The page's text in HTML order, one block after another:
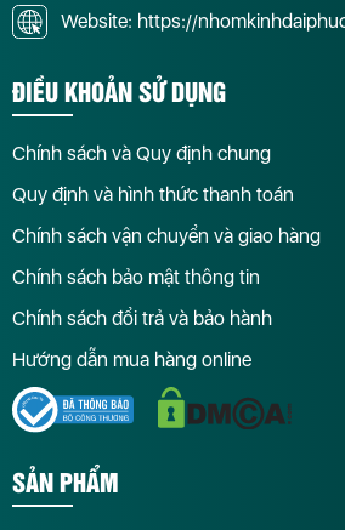
Website: https://
ĐIỀU KHOẢN SỬ DỤNG
Chính sách và Quy định chung
Quy định và hình thức thanh toán
Chính sách vận chuyển và giao hàng
Chính sách bảo mật thông tin
Chính sách đổi trả và bảo hành
Hướng dẫn mua hàng online
SẢN PHẨM